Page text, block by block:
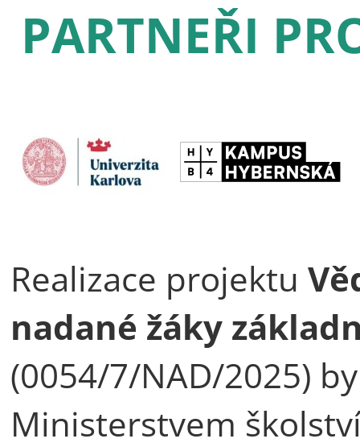
PARTNEŘI
Realizace projektu
nadané žáky
(0054/7/NAD/2025)
Ministerstvem